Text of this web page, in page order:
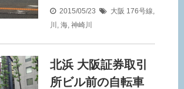
2015/05/23 大阪 176号線,
川 , 海, 神崎川
北浜 大阪証券取引
所ビル前の自転車